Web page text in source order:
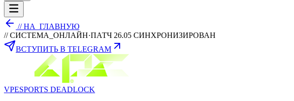
// НА_ГЛАВНУЮ
// СИСТЕМА_ОНЛАЙН·ПАТЧ 26.05 СИНХРОНИЗИРОВАН
ВСТУПИТЬ В TELEGRAM
VPESPORTS DEADLOCK